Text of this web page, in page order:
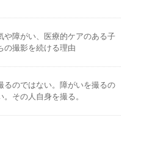
や障がい、医療的ケアのある子
の撮影を続ける理由
るのではない。障がいを撮るの
。その人自身を撮る。